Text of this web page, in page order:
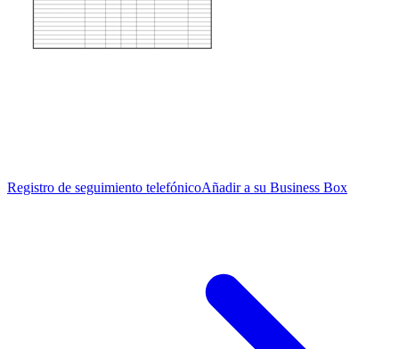
Registro de seguimiento telefónicoAñadir a su Business Box